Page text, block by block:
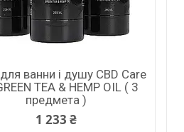
ванни і душу CBD Care
TEA & HEMP OIL ( 3
предмета )
1 233 ₴